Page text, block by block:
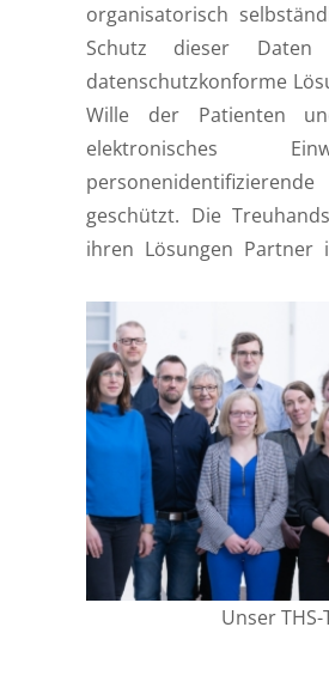
organisatorisch
Schutz dieser
datenschutzkonforme
Wille der Patienten
elektronisches
geschützt. Die
ihren Lösungen Partner
Unser